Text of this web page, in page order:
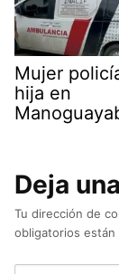
Mujer
hija en
Deja
Tu dirección de
obligatorios están